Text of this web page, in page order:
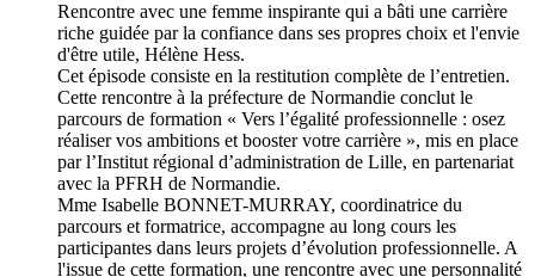
Rencontre avec une femme inspirante qui a bâti une carrière
riche guidée par la confiance dans ses propres choix et l'envie
d'être utile, Hélène Hess.
Cet épisode consiste en la restitution complète de l’entretien.
Cette rencontre à la préfecture de Normandie conclut le
parcours de formation « Vers l’égalité professionnelle : osez
réaliser vos ambitions et booster votre carrière », mis en place
par l’Institut régional d’administration de Lille, en partenariat
avec la PFRH de Normandie.
Mme Isabelle BONNET-MURRAY, coordinatrice du
parcours et formatrice, accompagne au long cours les
participantes dans leurs projets d’évolution professionnelle. A
l'issue de cette formation, une rencontre avec une personnalité